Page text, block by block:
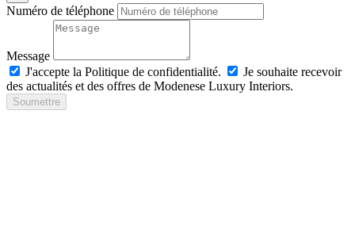
Numéro de téléphone
Message
J'accepte la Politique de confidentialité.
Je souhaite recevoir
des actualités et des offres de Modenese Luxury Interiors.
Soumettre